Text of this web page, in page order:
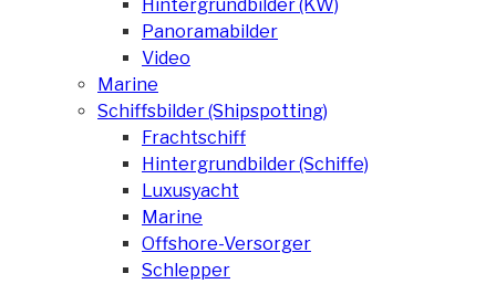
Hintergrundbilder (KW)
Panoramabilder
Video
Marine
Schiffsbilder (Shipspotting)
Frachtschiff
Hintergrundbilder (Schiffe)
Luxusyacht
Marine
Offshore-Versorger
Schlepper